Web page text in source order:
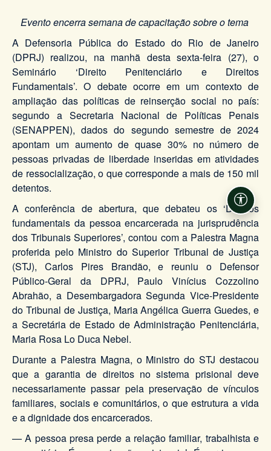
Evento encerra semana de capacitação sobre o tema
A Defensoria Pública do Estado do Rio de Janeiro
(DPRJ) realizou, na manhã desta sexta-feira (27), o
Seminário ‘Direito Penitenciário e Direitos
Fundamentais’. O debate ocorre em um contexto de
ampliação das políticas de reinserção social no país:
segundo a Secretaria Nacional de Políticas Penais
(SENAPPEN), dados do segundo semestre de 2024
apontam um aumento de quase 30% no número de
pessoas privadas de liberdade inseridas em atividades
de ressocialização, o que corresponde a mais de 150 mil
detentos.
A conferência de abertura, que debateu os ‘Direitos
fundamentais da pessoa encarcerada na jurisprudência
dos Tribunais Superiores’, contou com a Palestra Magna
proferida pelo Ministro do Superior Tribunal de Justiça
(STJ), Carlos Pires Brandão, e reuniu o Defensor
Público-Geral da DPRJ, Paulo Vinícius Cozzolino
Abrahão, a Desembargadora Segunda Vice-Presidente
do Tribunal de Justiça, Maria Angélica Guerra Guedes, e
a Secretária de Estado de Administração Penitenciária,
Maria Rosa Lo Duca Nebel.
Durante a Palestra Magna, o Ministro do STJ destacou
que a garantia de direitos no sistema prisional deve
necessariamente passar pela preservação de vínculos
familiares, sociais e comunitários, o que estrutura a vida
e a dignidade dos encarcerados.
— A pessoa presa perde a relação familiar, trabalhista e